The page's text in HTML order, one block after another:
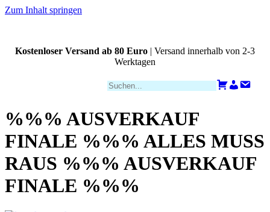
Zum Inhalt springen
Kostenloser Versand ab 80 Euro | Versand innerhalb von 2-3
Werktagen
Zahlungsarten
Warenkorb
Konto
%%% AUSVERKAUF
FINALE %%% ALLES MUSS
RAUS %%% AUSVERKAUF
FINALE %%%